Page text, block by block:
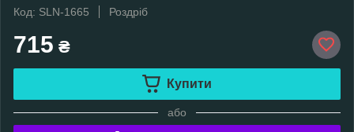
Код: SLN-1665
Роздріб
715 ₴
Купити
або